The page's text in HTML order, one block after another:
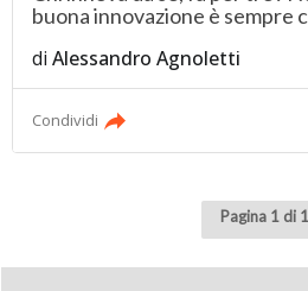
buona innovazione è sempre
diAlessandro Agnoletti
Condividi
Pagina 1 di 1